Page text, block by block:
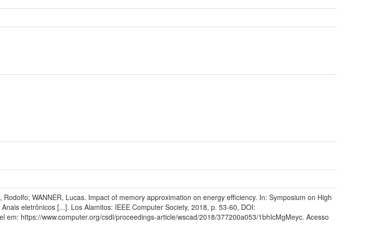
WANNER, Lucas. Impact of memory approximation on energy efficiency. In: Symposium on High
eletrônicos [...]. Los Alamitos: IEEE Computer Society, 2018, p. 53-60, DOI:
em: https://www.computer.org/csdl/proceedings-article/wscad/2018/377200a053/1bhIcMgMeyc. Acesso